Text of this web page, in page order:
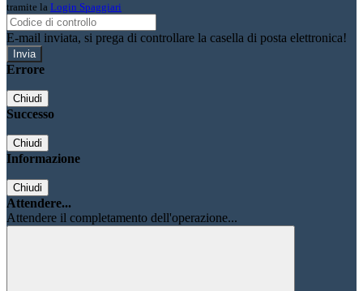
tramite la Login Spaggiari
E-mail inviata, si prega di controllare la casella di posta elettronica!
Errore
Chiudi
Successo
Chiudi
Informazione
Chiudi
Attendere...
Attendere il completamento dell'operazione...